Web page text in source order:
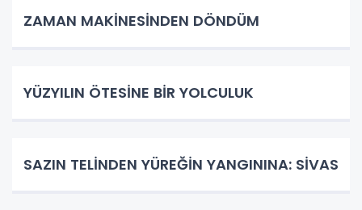
ZAMAN MAKİNESİNDEN DÖNDÜM
YÜZYILIN ÖTESİNE BİR YOLCULUK
SAZIN TELİNDEN YÜREĞİN YANGININA: SİVAS